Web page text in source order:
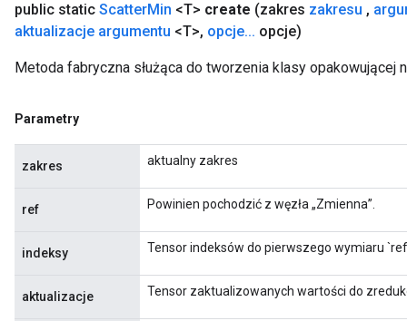
public static ScatterMin <T> create (zakres zakresu ,
aktualizacje argumentu <T>, opcje... opcje)
Metoda fabryczna służąca do tworzenia klasy opakowującej
Parametry
zakres aktualny zakres
ref Powinien pochodzić z węzła „Zmienna”.
indeksy Tensor indeksów do pierwszego wymiaru
aktualizacje Tensor zaktualizowanych wartości do